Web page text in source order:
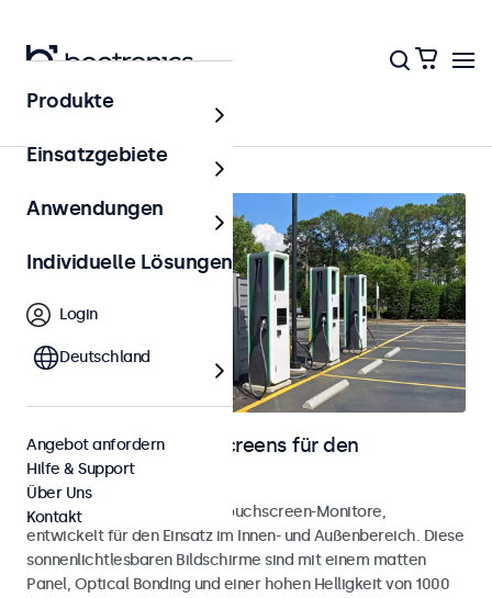
Startseite
Monitore und Touchscreens für den
Außenbereich
Wetterfeste Monitore und Touchscreen-Monitore,
entwickelt für den Einsatz im Innen- und Außenbereich. Diese
sonnenlichtlesbaren Bildschirme sind mit einem matten
Panel, Optical Bonding und einer hohen Helligkeit von 1000
Produkte
Einsatzgebiete
Anwendungen
Individuelle Lösungen
Login
Deutschland
Angebot anfordern
Hilfe & Support
Über Uns
Kontakt